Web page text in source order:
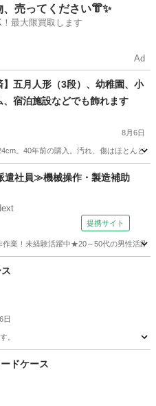
らんちゅう
、売ってください👘✨
最大限買取します
Ad
】五月人形（3段）、幼稚園、小
、宿泊施設などでも飾れます
8月6日
。40年前の購入。汚れ、傷はほとんど
遣社員≫機械操作・製造補助
提携サイト
作業！未経験活躍中★20～50代の男性活
日
。
他ドケース